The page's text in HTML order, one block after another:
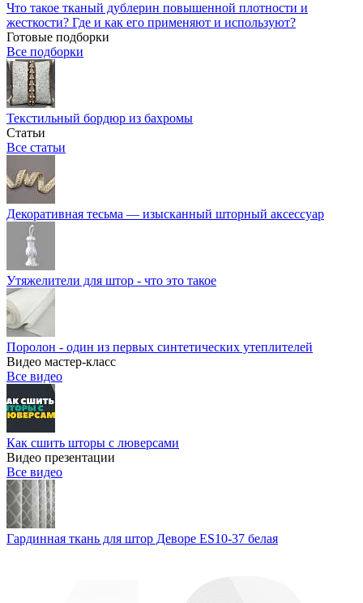
Что такое тканый дублерин повышенной плотности и
жесткости? Где и как его применяют и используют?
Готовые подборки
Все подборки
Текстильный бордюр из бахромы
Статьи
Все статьи
Декоративная тесьма — изысканный шторный аксессуар
Утяжелители для штор - что это такое
Поролон - один из первых синтетических утеплителей
Видео мастер-класс
Все видео
Как сшить шторы с люверсами
Видео презентации
Все видео
Гардинная ткань для штор Деворе ES10-37 белая